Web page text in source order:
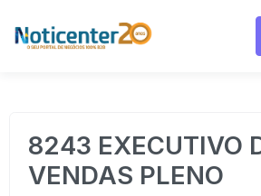
8243 EXECUTIVO
VENDAS PLENO